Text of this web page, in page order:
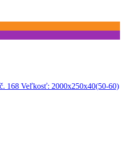
168 Veľkosť: 2000х250х40(50-60)